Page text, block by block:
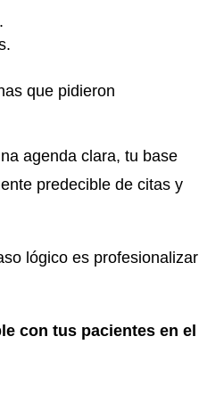
que pidieron
agenda clara, tu base
predecible de citas y
lógico es profesionalizar
con tus pacientes en el